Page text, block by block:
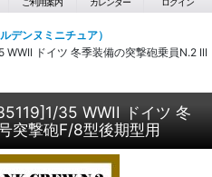
デンヌミニチュア）
ドイツ 冬季装備の突撃砲乗員N.2 III
35 WWII ドイツ 冬
突撃砲F/8型後期型用